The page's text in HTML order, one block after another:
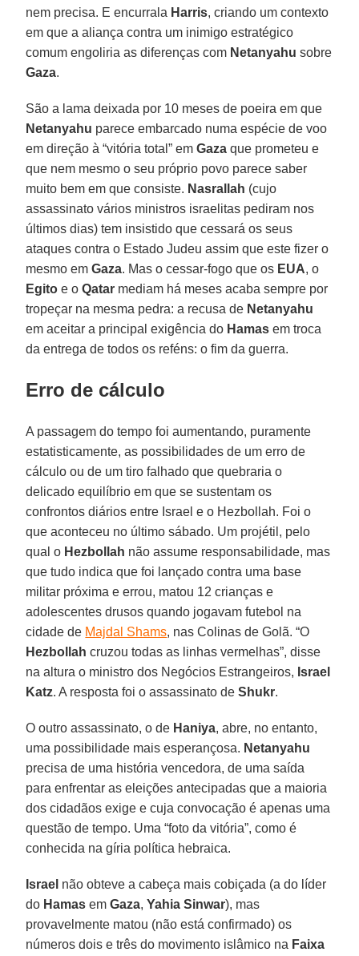
nem precisa. E encurrala Harris, criando um contexto
em que a aliança contra um inimigo estratégico
comum engoliria as diferenças com Netanyahu sobre
Gaza.
São a lama deixada por 10 meses de poeira em que
Netanyahu parece embarcado numa espécie de voo
em direção à “vitória total” emGaza que prometeu e
que nem mesmo o seu próprio povo parece saber
muito bem em que consiste. Nasrallah (cujo
assassinato vários ministros israelitas pediram nos
últimos dias) tem insistido que cessará os seus
ataques contra o Estado Judeu assim que este fizer o
mesmo emGaza. Mas o cessar-fogo que os EUA, o
Egito e oQatar mediam há meses acaba sempre por
tropeçar na mesma pedra: a recusa de Netanyahu
em aceitar a principal exigência do Hamas em troca
da entrega de todos os reféns: o fim da guerra.
Erro de cálculo
A passagem do tempo foi aumentando, puramente
estatisticamente, as possibilidades de um erro de
cálculo ou de um tiro falhado que quebraria o
delicado equilíbrio em que se sustentam os
confrontos diários entre Israel e o Hezbollah. Foi o
que aconteceu no último sábado. Um projétil, pelo
qual o Hezbollah não assume responsabilidade, mas
que tudo indica que foi lançado contra uma base
militar próxima e errou, matou 12 crianças e
adolescentes drusos quando jogavam futebol na
cidade de Majdal Shams, nas Colinas de Golã. “O
Hezbollah cruzou todas as linhas vermelhas”, disse
na altura o ministro dos Negócios Estrangeiros, Israel
Katz. A resposta foi o assassinato deShukr.
O outro assassinato, o de Haniya, abre, no entanto,
uma possibilidade mais esperançosa. Netanyahu
precisa de uma história vencedora, de uma saída
para enfrentar as eleições antecipadas que a maioria
dos cidadãos exige e cuja convocação é apenas uma
questão de tempo. Uma “foto da vitória”, como é
conhecida na gíria política hebraica.
Israel não obteve a cabeça mais cobiçada (a do líder
do Hamas emGaza,Yahia Sinwar), mas
provavelmente matou (não está confirmado) os
números dois e três do movimento islâmico na Faixa